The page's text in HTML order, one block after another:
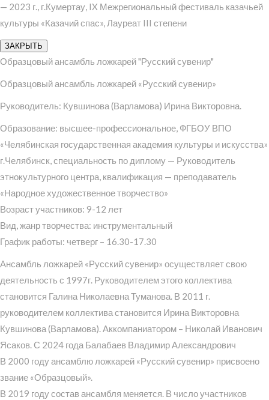
— 2023 г., г.Кумертау, IX Межрегиональный фестиваль казачьей
культуры «Казачий спас», Лауреат III степени
ЗАКРЫТЬ
Образцовый ансамбль ложкарей "Русский сувенир"
Образцовый ансамбль ложкарей «Русский сувенир»
Руководитель: Кувшинова (Варламова) Ирина Викторовна.
Образование: высшее-профессиональное, ФГБОУ ВПО
«Челябинская государственная академия культуры и искусства»
г.Челябинск, специальность по диплому — Руководитель
этнокультурного центра, квалификация — преподаватель
«Народное художественное творчество»
Возраст участников: 9-12 лет
Вид, жанр творчества: инструментальный
График работы: четверг – 16.30-17.30
Ансамбль ложкарей «Русский сувенир» осуществляет свою
деятельность с 1997г. Руководителем этого коллектива
становится Галина Николаевна Туманова. В 2011 г.
руководителем коллектива становится Ирина Викторовна
Кувшинова (Варламова). Аккомпаниатором – Николай Иванович
Ясаков. С 2024 года Балабаев Владимир Александрович
В 2000 году ансамблю ложкарей «Русский сувенир» присвоено
звание «Образцовый».
В 2019 году состав ансамбля меняется. В число участников